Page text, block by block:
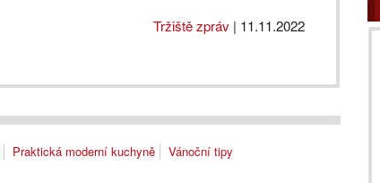
Tržiště zpráv | 11.11.2022
Praktická moderní kuchyně Vánoční tipy